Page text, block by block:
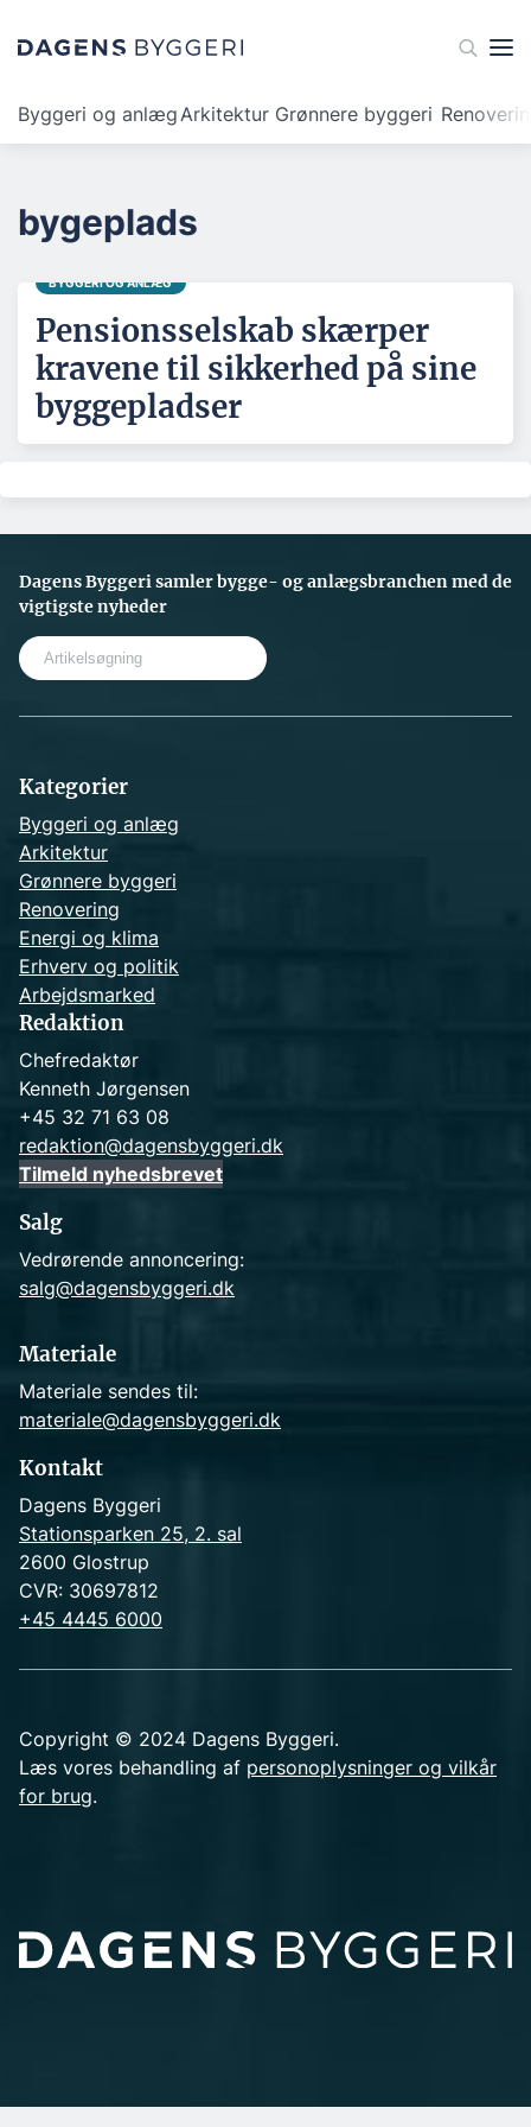
Byggeri og anlægArkitektur Grønnere byggeri
bygeplads
BYGGERI OG ANLÆG
Pensionsselskab skærper
kravene til sikkerhed på sine
byggepladser
Dagens Byggeri samler bygge- og anlægsbranchen med de
vigtigste nyheder
Kategorier
Byggeri og anlæg
Arkitektur
Grønnere byggeri
Renovering
Energi og klima
Erhverv og politik
Arbejdsmarked
Redaktion
Chefredaktør
Kenneth Jørgensen
+45 32 71 63 08
redaktion@dagensbyggeri.dk
Tilmeld nyhedsbrevet
Salg
Vedrørende annoncering:
salg@dagensbyggeri.dk
Materiale
Materiale sendes til:
materiale@dagensbyggeri.dk
Kontakt
Dagens Byggeri
Stationsparken 25, 2. sal
2600 Glostrup
CVR: 30697812
+45 4445 6000
Copyright © 2024 Dagens Byggeri.
Læs vores behandling af personoplysninger og vilkår
for brug.